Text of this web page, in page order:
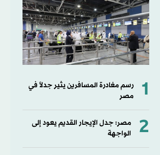
1
رسم مغادرة المسافرين يثير جدلاً في
مصر
2
مصر: جدل الإيجار القديم يعود إلى
الواجهة